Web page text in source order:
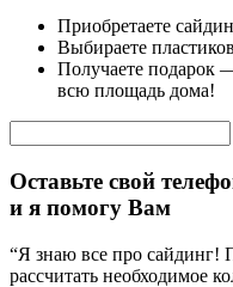
Приобретаете
Выбираете
Получаете подарок
всю площадь дома!
Оставьте свой
и я помогу Вам
“Я знаю все про сайдинг!
рассчитать необходимое